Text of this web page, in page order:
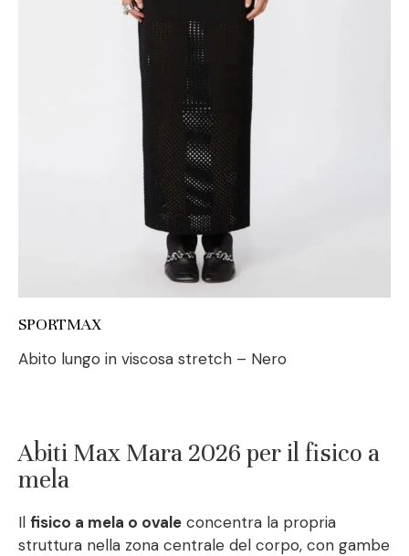
SPORTMAX
Abito lungo in viscosa stretch – Nero
Abiti Max Mara 2026 per il fisico a
mela
Il fisico a mela o ovale concentra la propria
struttura nella zona centrale del corpo, con gambe